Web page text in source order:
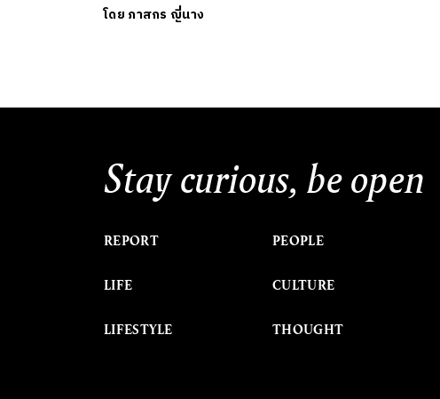
โดย ภาสกร ญี่นาง
Stay curious, be open
REPORT
LIFE
LIFESTYLE
PEOPLE
CULTURE
THOUGHT